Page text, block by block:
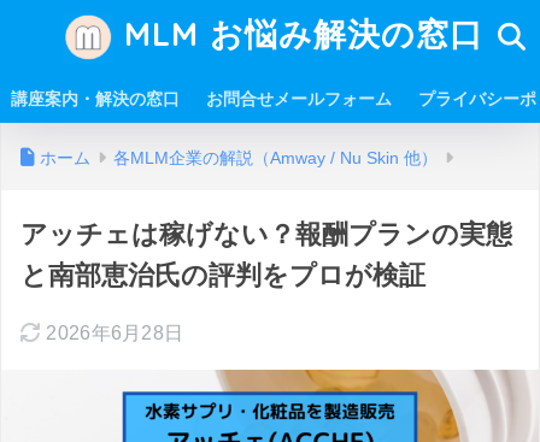
MLM お悩み解決の窓口
講座案内・解決の窓口 お問合せメールフォーム プライバシー
ホーム 各MLM企業の解説（Amway / Nu Skin 他）
アッチェは稼げない？報酬プランの実態
と南部恵治氏の評判をプロが検証
2026年6月28日